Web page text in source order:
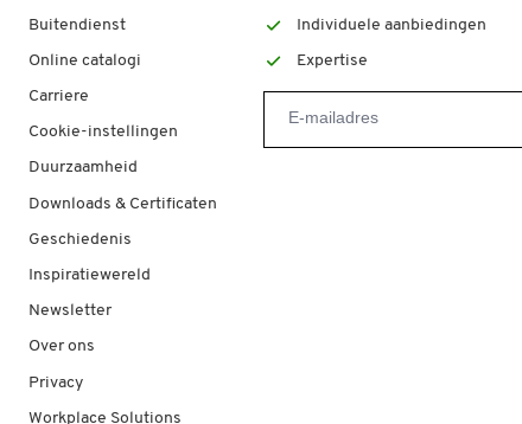
Buitendienst
Online catalogi
Carriere
Cookie-instellingen
Duurzaamheid
Downloads & Certificaten
Geschiedenis
Inspiratiewereld
Newsletter
Over ons
Privacy
Workplace Solutions
Individuele aanbiedingen
Expertise